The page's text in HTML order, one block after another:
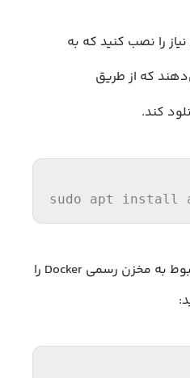
را نصب کنید که به
که از طریق
کند.
sudo apt install
مربوط به مخزن رسمی Docker را